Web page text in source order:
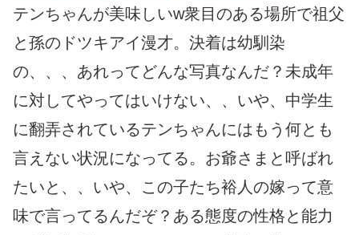
テンちゃんが美味しいw衆目のある場所で祖父
と孫のドツキアイ漫才。決着は幼馴染
の、、、あれってどんな写真なんだ？未成年
に対してやってはいけない、、いや、中学生
に翻弄されているテンちゃんにはもう何とも
言えない状況になってる。お爺さまと呼ばれ
たいと、、いや、この子たち裕人の嫁って意
味で言ってるんだぞ？ある態度の性格と能力